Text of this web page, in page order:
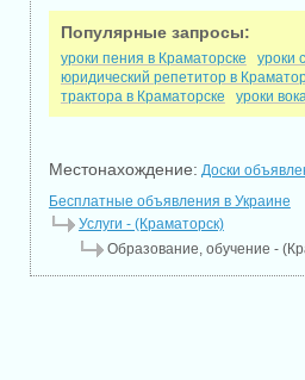
Популярные запросы:
уроки пения в Краматорске уроки
юридический репетитор в
трактора в Краматорске
уроки
Местонахождение: Доски
Бесплатные объявления в Украине
Услуги - (Краматорск)
Образование, обучение -